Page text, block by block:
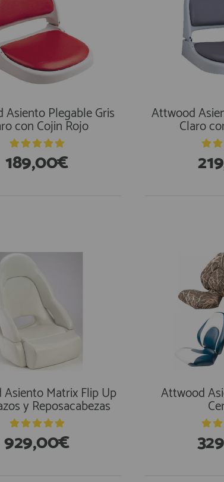
Plegable Gris
con Cojin Rojo
189,00€
Attwood
Claro
Matrix Flip Up
y Reposacabezas
929,00€
Attwood